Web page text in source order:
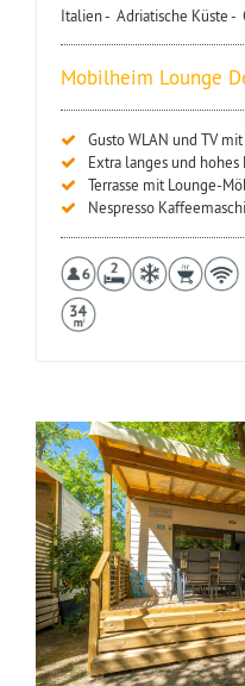
Italien - Adriatische Küste -
Mobilheim Lounge
Gusto WLAN und TV
Extra langes und
Terrasse mit Lounge-
Nespresso